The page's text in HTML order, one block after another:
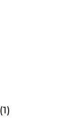
(1)